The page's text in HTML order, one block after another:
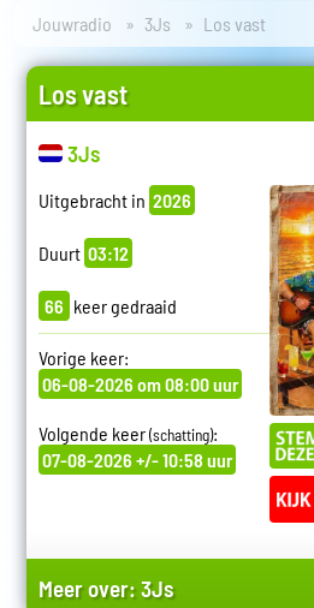
Jouwradio 3Js Los vast
Los vast
3Js
Uitgebracht in 2026
Duurt 03:12
66 keer gedraaid
Vorige keer:
06-08-2026 om 08:00 uur
Volgende keer(schatting):
07-08-2026 +/- 10:58 uur
Meer over:3Js